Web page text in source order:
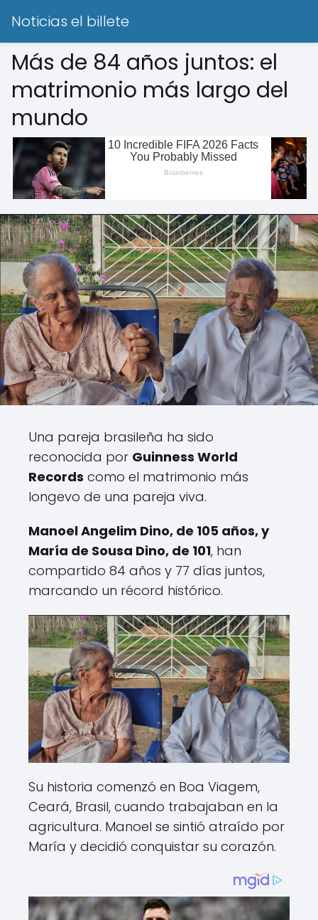
Noticias el billete
Más de 84 años juntos: el
matrimonio más largo del
mundo
Una pareja brasileña ha sido
reconocida por Guinness World
Records como el matrimonio más
longevo de una pareja viva.
Manoel Angelim Dino, de 105 años, y
María de Sousa Dino, de 101, han
compartido 84 años y 77 días juntos,
marcando un récord histórico.
Su historia comenzó en Boa Viagem,
Ceará, Brasil, cuando trabajaban en la
agricultura. Manoel se sintió atraído por
María y decidió conquistar su corazón.